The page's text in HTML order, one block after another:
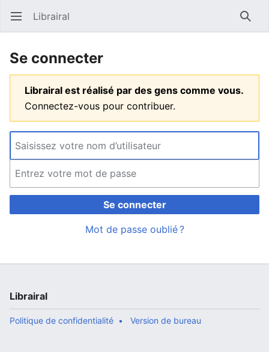
Ouvrir le menu principal Librairal
Se connecter
Librairal est réalisé par des gens comme vous.
Connectez-vous pour contribuer.
Se connecter
Mot de passe oublié ?
Librairal
Politique de confidentialité Version de bureau